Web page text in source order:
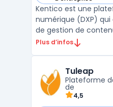
Kentico est une
numérique (DXP)
de gestion de
et des outils
gérer et optimiser
numériques sur
Plus d’infos
Tuleap
Plateforme
de
4,5